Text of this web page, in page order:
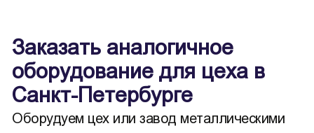
Заказать аналогичное
оборудование для цеха в
Санкт-Петербурге
Оборудуем цех или завод металлическими